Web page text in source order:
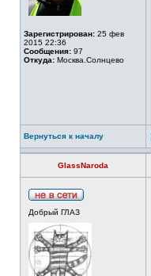
Зарегистрирован: 25 фев
2015 22:36
Сообщения: 97
Откуда: Москва.Солнцево
Вернуться к началу
GlassNaroda
Добрый ГЛАЗ